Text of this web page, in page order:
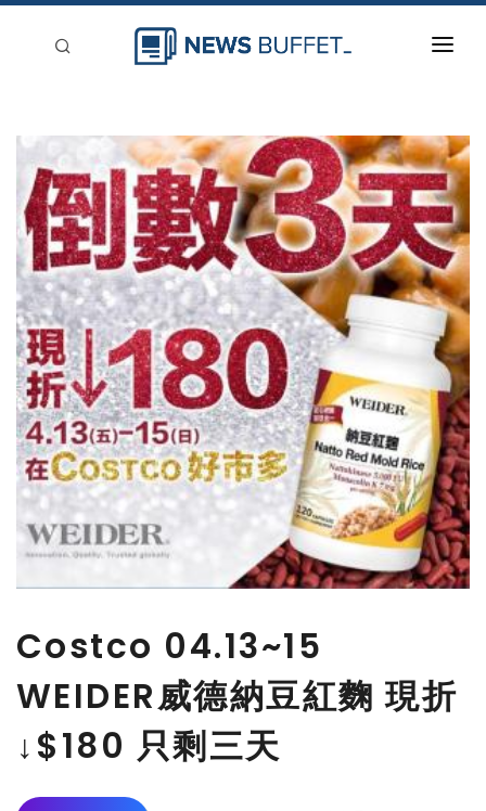
新聞稿分類
登入
刊登
Costco 04.13~15
WEIDER威德納豆紅麴 現折
↓$180 只剩三天